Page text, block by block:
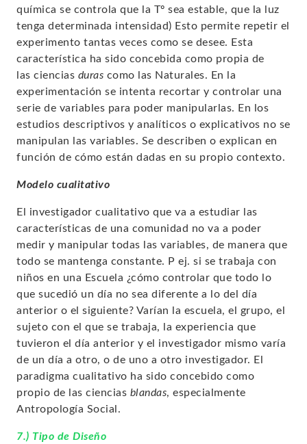
química se controla que la Tº sea estable, que la luz
tenga determinada intensidad) Esto permite repetir el
experimento tantas veces como se desee. Esta
característica ha sido concebida como propia de
las ciencias duras como las Naturales. En la
experimentación se intenta recortar y controlar una
serie de variables para poder manipularlas. En los
estudios descriptivos y analíticos o explicativos no se
manipulan las variables. Se describen o explican en
función de cómo están dadas en su propio contexto.
Modelo cualitativo
El investigador cualitativo que va a estudiar las
características de una comunidad no va a poder
medir y manipular todas las variables, de manera que
todo se mantenga constante. P ej. si se trabaja con
niños en una Escuela ¿cómo controlar que todo lo
que sucedió un día no sea diferente a lo del día
anterior o el siguiente? Varían la escuela, el grupo, el
sujeto con el que se trabaja, la experiencia que
tuvieron el día anterior y el investigador mismo varía
de un día a otro, o de uno a otro investigador. El
paradigma cualitativo ha sido concebido como
propio de las ciencias blandas, especialmente
Antropología Social.
7.) Tipo de Diseño